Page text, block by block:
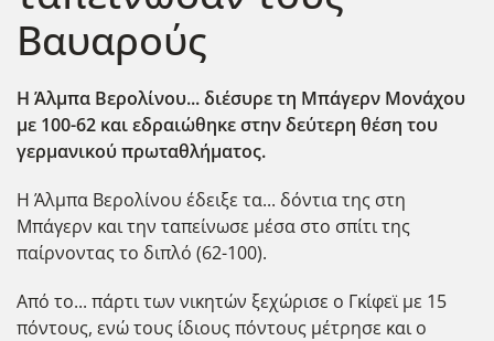
Βαυαρούς
Η Άλμπα Βερολίνου... διέσυρε τη Μπάγερν Μονάχου
με 100-62 και εδραιώθηκε στην δεύτερη θέση του
γερμανικού πρωταθλήματος.
Η Άλμπα Βερολίνου έδειξε τα... δόντια της στη
Μπάγερν και την ταπείνωσε μέσα στο σπίτι της
παίρνοντας το διπλό (62-100).
Από το... πάρτι των νικητών ξεχώρισε ο Γκίφεϊ με 15
πόντους, ενώ τους ίδιους πόντους μέτρησε και ο